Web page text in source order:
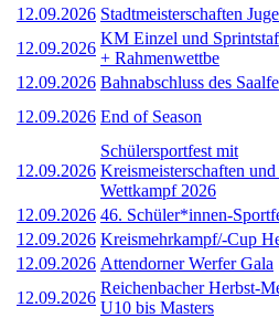
12.09.2026 Stadtmeisterschaften
12.09.2026
KM Einzel und
+ Rahmenwettbe
12.09.2026 Bahnabschluss des
12.09.2026 End of Season
12.09.2026
Schülersportfest mit
Kreismeisterschaften
Wettkampf 2026
12.09.2026 46. Schüler*innen-
12.09.2026 Kreismehrkampf/-Cup
12.09.2026 Attendorner Werfer Gala
12.09.2026
Reichenbacher Herbst-
U10 bis Masters